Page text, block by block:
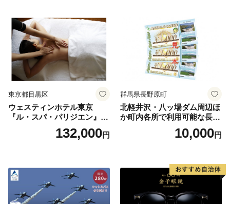
東京都目黒区
ウェスティンホテル東京
『ル・スパ・パリジエン』選
べるボディセラピー90分/1名
132,000円
群馬県長野原町
北軽井沢・八ッ場ダム周辺ほ
か町内各所で利用可能な長野
原町ふるさと感謝券（3,000
円分）【トラベル 観光 旅行
10,000円